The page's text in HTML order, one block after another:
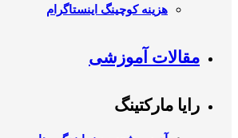
هزینه کوچینگ اینستاگرام
مقالات آموزشی
رایا مارکتینگ